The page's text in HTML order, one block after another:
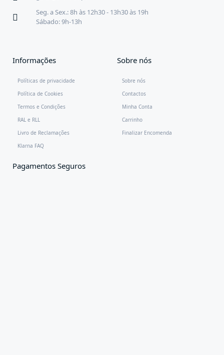
Seg. a Sex.: 8h às 12h30 - 13h30 às 19h
Sábado: 9h-13h
Informações
Políticas de privacidade
Política de Cookies
Termos e Condições
RAL e RLL
Livro de Reclamações
Klarna FAQ
Sobre nós
Sobre nós
Contactos
Minha Conta
Carrinho
Finalizar Encomenda
Pagamentos Seguros